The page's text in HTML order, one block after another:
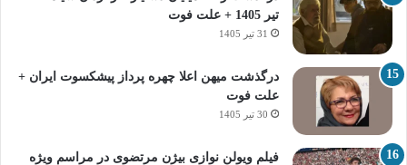
تیر 1405 + علت فوت
31 تیر 1405
درگذشت میهن اعلا چهره پرداز پیشکسوت ایران +
علت فوت
30 تیر 1405
فیلم ویولن نوازی بیژن مرتضوی در مراسم ویژه